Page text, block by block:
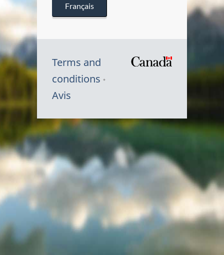
Français
Terms and
conditions
Avis
Symbole
du